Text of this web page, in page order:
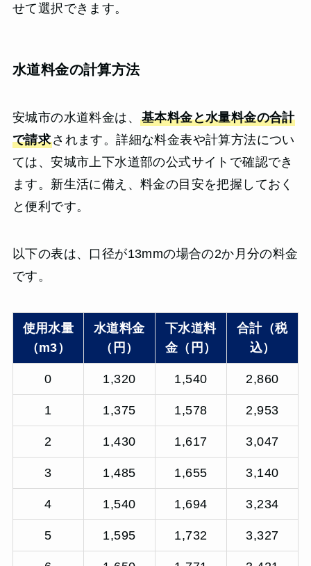
せて選択できます。
水道料金の計算方法
安城市の水道料金は、 基本料金と水量料金の合計
で請求されます。詳細な料金表や計算方法につい
ては、安城市上下水道部の公式サイトで確認でき
ます。新生活に備え、料金の目安を把握しておく
と便利です。
以下の表は、口径が13mmの場合の2か月分の料金
です。
使用水量
（m3）
水道料金
（円）
下水道料
金（円）
合計（税
込）
0 1,320 1,540 2,860
1 1,375 1,578 2,953
2 1,430 1,617 3,047
3 1,485 1,655 3,140
4 1,540 1,694 3,234
5 1,595 1,732 3,327